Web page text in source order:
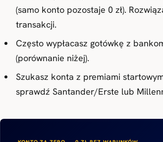
(samo konto pozostaje 0 zł).
transakcji.
Często wypłacasz gotówkę z
(porównanie niżej).
Szukasz konta z premiami
sprawdź Santander/Erste lub